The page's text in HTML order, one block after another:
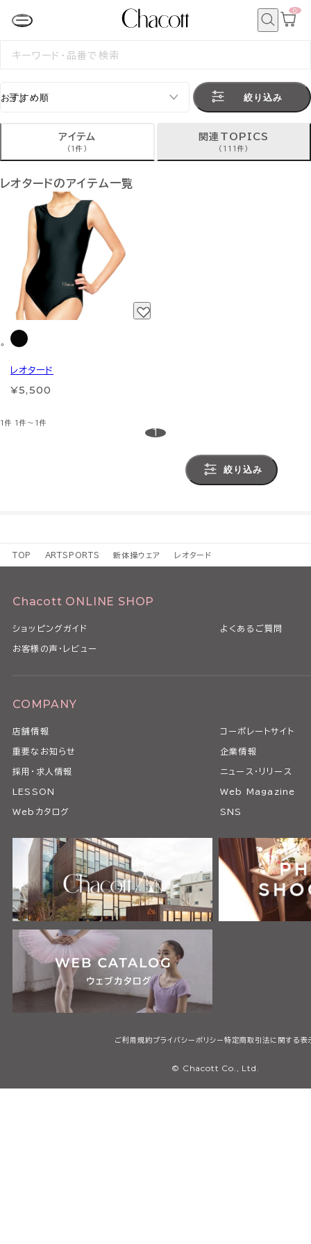
カ
0
検
絞り込み
アイテム
(1件)
関連TOPICS
(111件)
レオタードのアイテム一覧
レオタード
¥5,500
1件 1件～1件
1
絞り込み
TOP ARTSPORTS 新体操ウェア レオタード
Chacott ONLINE SHOP
ショッピングガイド よくあるご質問
お客様の声・レビュー
COMPANY
店舗情報 コーポレートサイト
重要なお知らせ 企業情報
採用・求人情報 ニュース・リリース
LESSON Web Magazine
Webカタログ SNS
ご利用規約プライバシーポリシー特定商取引法に関する表
© Chacott Co., Ltd.